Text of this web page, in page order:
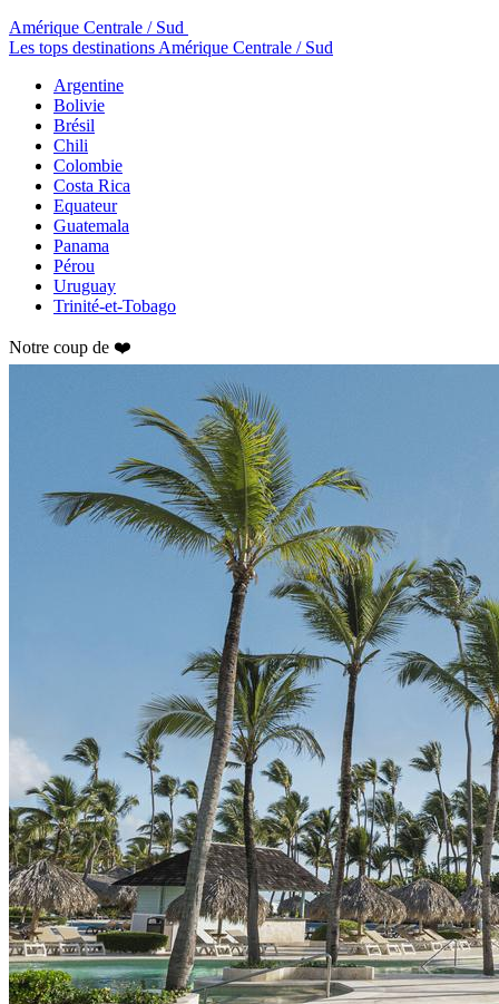
Amérique Centrale / Sud
Les tops destinations Amérique Centrale / Sud
Argentine
Bolivie
Brésil
Chili
Colombie
Costa Rica
Equateur
Guatemala
Panama
Pérou
Uruguay
Trinité-et-Tobago
Notre coup de ❤️